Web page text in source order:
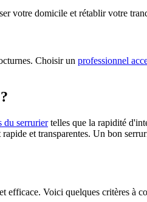
votre domicile et rétablir votre
Choisir un professionnel
du serruriertelles que la rapidité
et transparentes. Un bon
efficace. Voici quelques critères à